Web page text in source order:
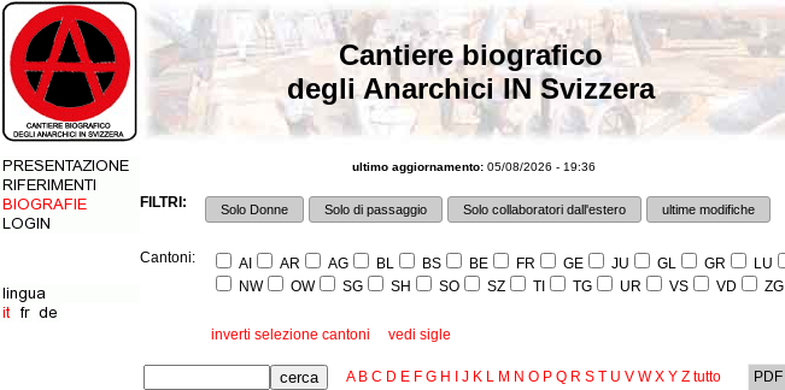
Cantiere biografico
degli Anarchici IN Svizzera
ultimo aggiornamento: 05/08/2026 - 19:36
FILTRI: Solo Donne Solo di passaggio Solo collaboratori dall'estero ultime modifiche
Cantoni: AI AR AG BL BS BE FR GE JU GL GR LU
NW
OW SG SH SO SZ TI TG UR VS VD ZG
inverti selezione cantoni vedi sigle
A B C D E F G H J K L M N O P Q R S T U V W X Y Z tutto PDF